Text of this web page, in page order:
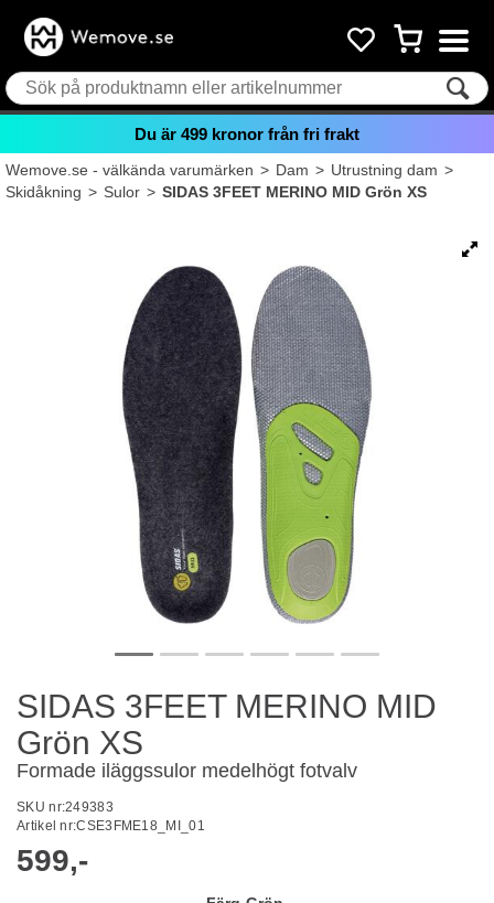
Du är 499 kronor från fri frakt
Wemove.se - välkända varumärken>Dam>Utrustning dam>
Skidåkning>Sulor>SIDAS 3FEET MERINO MID Grön XS
SIDAS 3FEET MERINO MID
Grön XS
Formade iläggssulor medelhögt fotvalv
SKU nr:249383
Artikel nr:CSE3FME18_MI_01
599,-